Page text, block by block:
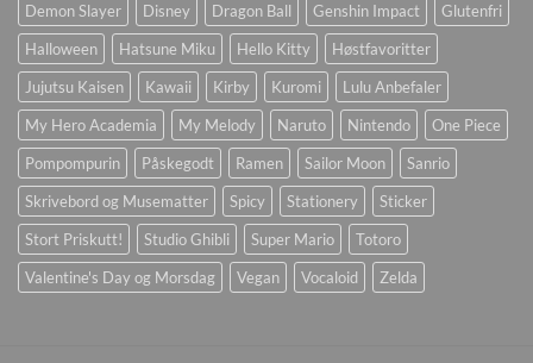
Demon Slayer
Disney Dragon Ball Genshin Impact
Glutenfri
Halloween
Hatsune Miku Hello Kitty
Høstfavoritter
Jujutsu Kaisen
Kawaii Kirby Kuromi
Lulu Anbefaler
My Hero Academia
My Melody Naruto Nintendo
One Piece
Pompompurin
Påskegodt Ramen Sailor Moon
Sanrio
Skrivebord og Musematter
Spicy Stationery
Sticker
Stort Priskutt!
Studio Ghibli Super Mario
Totoro
Valentine's Day og Morsdag
Vegan Vocaloid Zelda